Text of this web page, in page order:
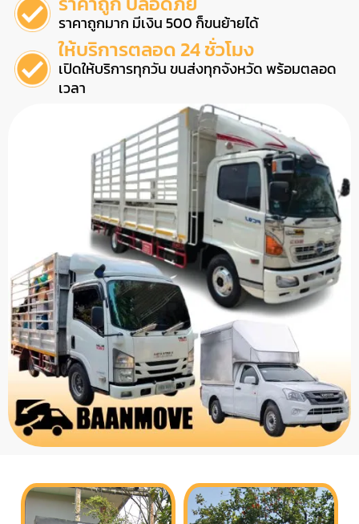
ราคาถูกมาก มีเงิน 500 ก็ขนย้ายได้
ให้บริการตลอด 24 ชั่วโมง
เปิดให้บริการทุกวัน ขนส่งทุกจังหวัด พร้อมตลอด
เวลา